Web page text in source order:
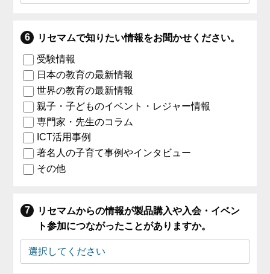
リセマムで知りたい情報をお聞かせください。
受験情報
日本の教育の最新情報
世界の教育の最新情報
親子・子どものイベント・レジャー情報
専門家・先生のコラム
ICT活用事例
著名人の子育て事例やインタビュー
その他
リセマムからの情報が製品購入や入会・イベン
ト参加につながったことがありますか。